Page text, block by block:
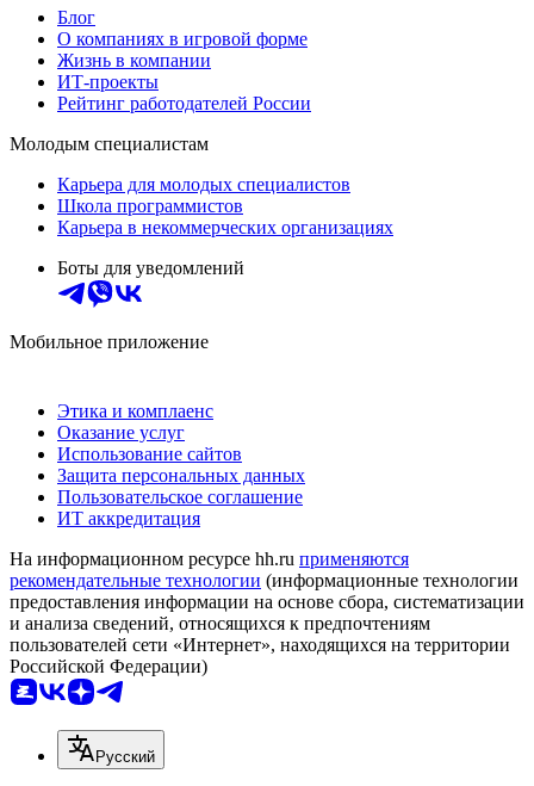
Блог
О компаниях в игровой форме
Жизнь в компании
ИТ-проекты
Рейтинг работодателей России
Молодым специалистам
Карьера для молодых специалистов
Школа программистов
Карьера в некоммерческих организациях
Боты для уведомлений
Мобильное приложение
Этика и комплаенс
Оказание услуг
Использование сайтов
Защита персональных данных
Пользовательское соглашение
ИТ аккредитация
На информационном ресурсе hh.ru применяются
рекомендательные технологии (информационные технологии
предоставления информации на основе сбора, систематизации
и анализа сведений, относящихся к предпочтениям
пользователей сети «Интернет», находящихся на территории
Российской Федерации)
Русский